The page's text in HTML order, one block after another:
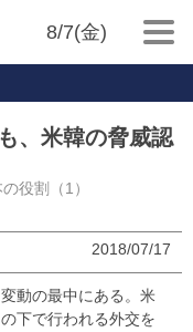
8/7(金)
、米韓の脅威認
役割（1）
2018/07/17
動の最中にある。米
下で行われる外交を